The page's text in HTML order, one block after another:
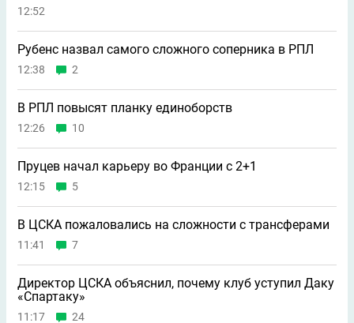
12:52
Рубенс назвал самого сложного соперника в РПЛ
12:38 2
В РПЛ повысят планку единоборств
12:26 10
Пруцев начал карьеру во Франции с 2+1
12:15 5
В ЦСКА пожаловались на сложности с трансферами
11:41 7
Директор ЦСКА объяснил, почему клуб уступил Даку
«Спартаку»
11:17 24